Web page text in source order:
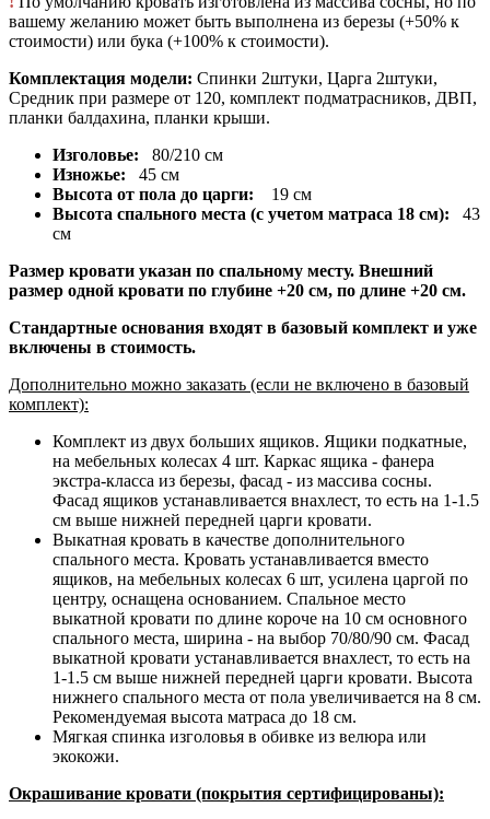
вашему желанию может быть выполнена из березы (+50% к
стоимости) или бука (+100% к стоимости).
Комплектация модели: Спинки 2штуки, Царга 2штуки,
Средник при размере от 120, комплект подматрасников, ДВП,
планки балдахина, планки крыши.
Изголовье:
80/210 см
Изножье: 45 см
Высота от пола до царги: 19 см
Высота спального места (с учетом матраса 18 см): 43
см
Размер кровати указан по спальному месту. Внешний
размер одной кровати по глубине +20 см, по длине +20 см.
Стандартные основания входят в базовый комплект и уже
включены в стоимость.
Дополнительно можно заказать (если не включено в базовый
комплект):
Комплект из двух больших ящиков. Ящики подкатные,
на мебельных колесах 4 шт. Каркас ящика - фанера
экстра-класса из березы, фасад - из массива сосны.
Фасад ящиков устанавливается внахлест, то есть на 1-1.5
см выше нижней передней царги кровати.
Выкатная кровать в качестве дополнительного
спального места. Кровать устанавливается вместо
ящиков, на мебельных колесах 6 шт, усилена царгой по
центру, оснащена основанием. Спальное место
выкатной кровати по длине короче на 10 см основного
спального места, ширина - на выбор 70/80/90 см. Фасад
выкатной кровати устанавливается внахлест, то есть на
1-1.5 см выше нижней передней царги кровати. Высота
нижнего спального места от пола увеличивается на 8 см.
Рекомендуемая высота матраса до 18 см.
Мягкая спинка изголовья в обивке из велюра или
экокожи.
Окрашивание кровати (покрытия сертифицированы):